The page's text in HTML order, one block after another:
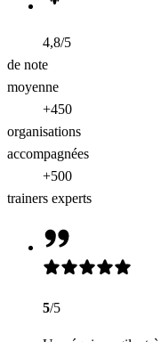
4,8/5
de note
moyenne
+450
organisations
accompagnées
+500
trainers experts
5/5